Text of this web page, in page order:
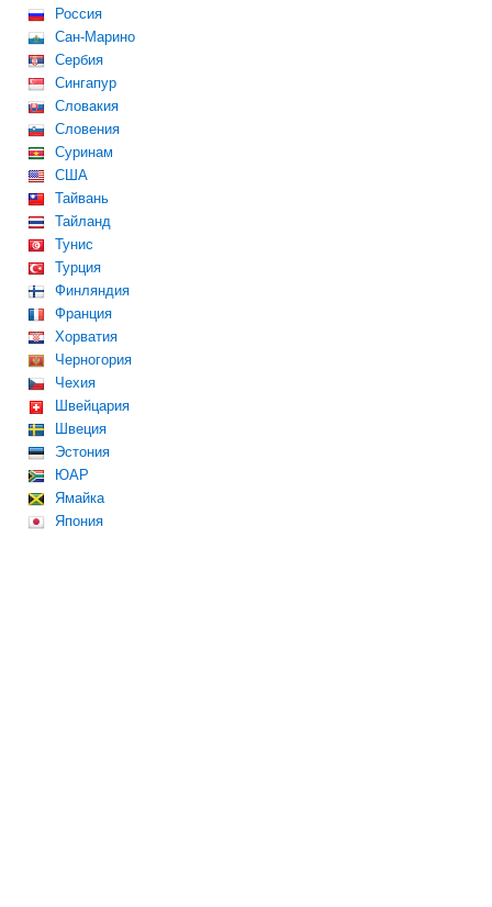
Россия
Сан-Марино
Сербия
Сингапур
Словакия
Словения
Суринам
США
Тайвань
Тайланд
Тунис
Турция
Финляндия
Франция
Хорватия
Черногория
Чехия
Швейцария
Швеция
Эстония
ЮАР
Ямайка
Япония